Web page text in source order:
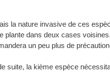
la nature invasive de ces
dans deux cases
un peu plus de
suite, la kième espèce